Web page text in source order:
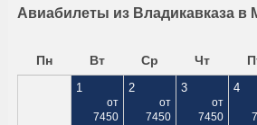
Авиабилеты из Владикавказа в
Пн Вт Ср Чт
1
от
7450
2
от
7450
3
от
7450
4